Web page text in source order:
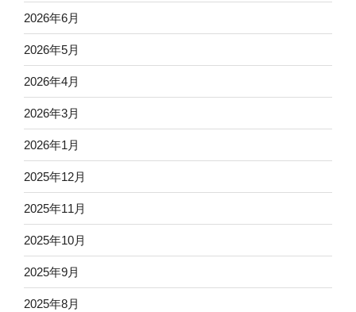
2026年6月
2026年5月
2026年4月
2026年3月
2026年1月
2025年12月
2025年11月
2025年10月
2025年9月
2025年8月